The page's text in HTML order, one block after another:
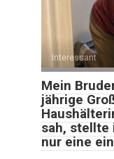
Interessant
Mein
jährige
sah, stellte
nur eine